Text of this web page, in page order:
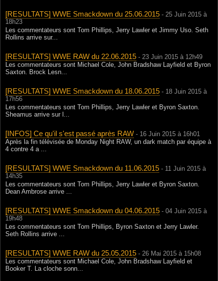
[RESULTATS] WWE Smackdown du 25.06.2015 - 25 Juin 2015 à
18h23
Les commentateurs sont Tom Phillips, Jerry Lawler et Jimmy Uso. Seth
Rollins arrive sur...
[RESULTATS] WWE RAW du 22.06.2015 - 23 Juin 2015 à 12h49
Les commentateurs sont Michael Cole, John Bradshaw Layfield et Byron
Saxton. Brock Lesn...
[RESULTATS] WWE Smackdown du 18.06.2015 - 18 Juin 2015 à
17h56
Les commentateurs sont Tom Phillips, Jerry Lawler et Byron Saxton.
Sheamus arrive sur l...
[INFOS] Ce qu'il s'est passé après RAW - 16 Juin 2015 à 16h01
Après la fin télévisée de Monday Night RAW, un dark match par équipe à
4 contre 4 a ...
[RESULTATS] WWE Smackdown du 11.06.2015 - 11 Juin 2015 à
14h35
Les commentateurs sont Tom Phillips, Jerry Lawler et Byron Saxton.
Dean Ambrose arrive ...
[RESULTATS] WWE Smackdown du 04.06.2015 - 04 Juin 2015 à
19h48
Les commentateurs sont Tom Phillips, Byron Saxton et Jerry Lawler.
Seth Rollins arrive ...
[RESULTATS] WWE RAW du 25.05.2015 - 26 Mai 2015 à 15h08
Les commentateurs sont Michael Cole, John Bradshaw Layfield et
Booker T. La cloche sonn...